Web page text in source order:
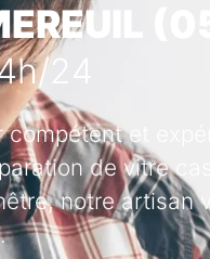
24
et
de vitre
notre artisan